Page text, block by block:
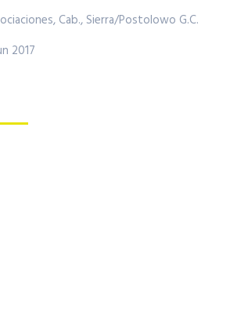
Cab., Sierra/Postolowo G.C.
2017